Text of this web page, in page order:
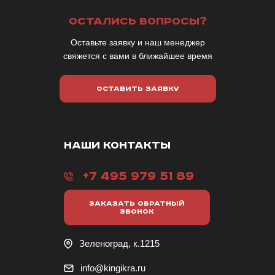
ОСТАЛИСЬ ВОПРОСЫ?
Оставьте заявку и наш менеджер
свяжется с вами в ближайшее время
ОСТАВИТЬ ЗАЯВКУ
НАШИ КОНТАКТЫ
+7 495 979 51 89
ЗАКАЗАТЬ ОБРАТНЫЙ
ЗВОНОК
Зеленоград, к.1215
info@kingikra.ru